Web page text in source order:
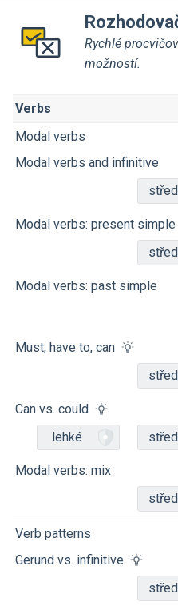
Rychlé
možností.
Verbs
Modal verbs
Modal verbs and infinitive
Modal verbs: present simple
Modal verbs: past simple
Must, have to, can
Can vs. could
lehké
Modal verbs: mix
Verb patterns
Gerund vs. infinitive